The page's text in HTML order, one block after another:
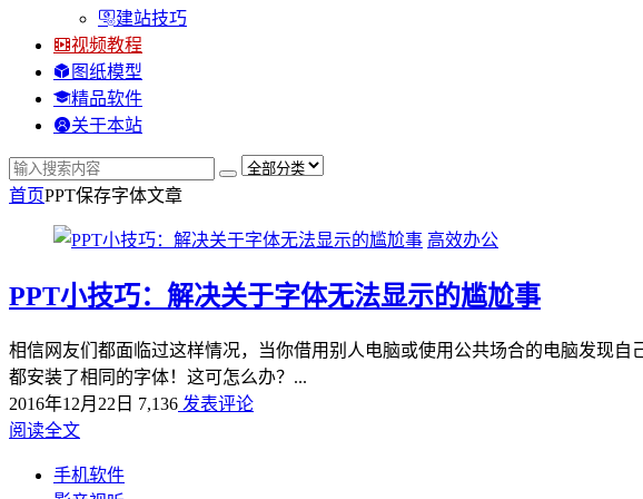
建站技巧
视频教程
图纸模型
精品软件
关于本站
首页PPT保存字体文章
高效办公
PPT小技巧：解决关于字体无法显示的尴尬事
相信网友们都面临过这样情况，当你借用别人电脑或使用公共场合的电脑发现
都安装了相同的字体！这可怎么办？...
2016年12月22日 7,136 发表评论
阅读全文
手机软件